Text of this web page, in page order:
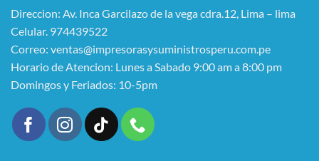
Direccion: Av. Inca Garcilazo de la vega cdra.12, Lima – lima
Celular. 974439522
Correo: ventas@impresorasysuministrosperu.com.pe
Horario de Atencion: Lunes a Sabado 9:00 am a 8:00 pm
Domingos y Feriados: 10-5pm